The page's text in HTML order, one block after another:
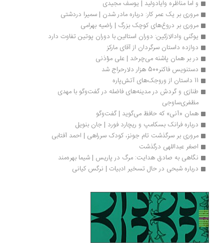
و اما مناظره وایادولید | یوسف مجیدی
مروری بر یک عمر کار: درباره مادر شدن | سمیرا دردشتی
مروری بر دروغ‌های کوچک بزرگ | راضیه بهرامی
یوگنی وادالازکین: دوران استالین با دوران پوتین تفاوت دارد
دوازده داستان سرگردان از آقای مارکز
در بر همان پاشنه‌ می‌چرخد | علی مؤذنی
دستنویس فاکنر500 هزار دلارحراج شد
طنازی و گردش در مدینه‌های فاضله در گفت‌وگو با مهدی
مظفری‌ساوجی
همان «آنی» که حافظ می‌گوید | گفت‌وگو
درباره فرانک ‌بسکامپ و ریچارد فورد | جان بنویل
مروری بر سرگذشت تام جونز، کودک سرراهی | احمد آفتابی
اصغر عبداللهی درگذشت
نگاهی به صادق هدایت: مرگ در پاریس | شیما بهره‌مند
درباره شبحی در حال تسخیر ادبیات | نرگس کیانی